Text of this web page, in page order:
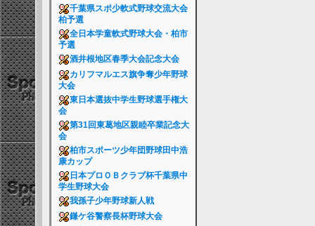
千葉県スポ少軟式野球交流大会
柏予選
全日本学童軟式野球大会・柏市
予選
酒井根地区春季大会記念大会
カリフマルエス旗争奪少年野球
大会
東日本選抜中学生野球選手権大
会
第31回東葛地区親睦卒業記念大
会
柏市スポーツ少年団野球田中浩
康カップ
日本プロＯＢクラブ杯千葉県中
学生野球大会
我孫子少年野球新人戦
鎌ケ谷警察長杯野球大会